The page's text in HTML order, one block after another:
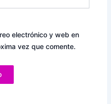
electrónico y web en
vez que comente.